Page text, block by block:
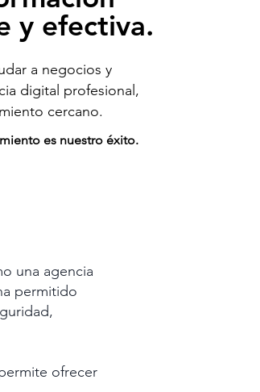
y efectiva.
a negocios y
digital profesional,
cercano.
es nuestro éxito.
una agencia
permitido
ofrecer